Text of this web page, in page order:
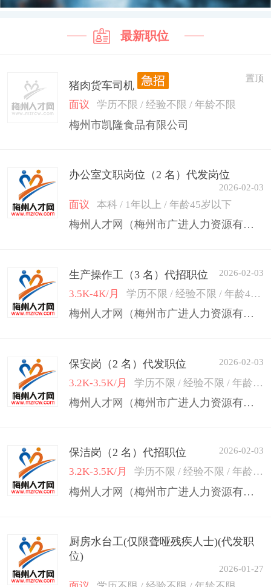
最新职位
猪肉货车司机
置顶
面议 学历不限 / 经验不限 / 年龄不限
梅州市凯隆食品有限公司
办公室文职岗位（2 名）代发岗位
2026-02-03
面议 本科 / 1年以上 / 年龄45岁以下
梅州人才网（梅州市广进人力资源有限公司）
生产操作工（3 名）代招职位 2026-02-03
3.5K-4K/月 学历不限 / 经验不限 / 年龄45岁以下
梅州人才网（梅州市广进人力资源有限公司）
保安岗（2 名）代发职位 2026-02-03
3.2K-3.5K/月 学历不限 / 经验不限 / 年龄50岁以下
梅州人才网（梅州市广进人力资源有限公司）
保洁岗（2 名）代招职位 2026-02-03
3.2K-3.5K/月 学历不限 / 经验不限 / 年龄50岁以下
梅州人才网（梅州市广进人力资源有限公司）
厨房水台工(仅限聋哑残疾人士)(代发职
位)
2026-01-27